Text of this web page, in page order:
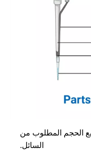
الحجم المطلوب من
السائل.